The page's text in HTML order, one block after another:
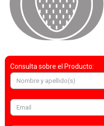
Consulta sobre el Producto: